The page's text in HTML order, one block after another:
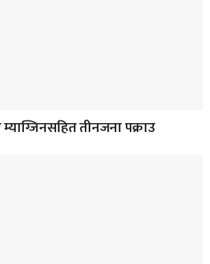
तीनजना पक्राउ